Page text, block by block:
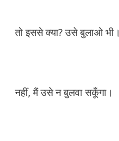
तो इससे क्या? उसे बुलाओ भी।
नहीं, मैं उसे न बुलवा सकूँगा।